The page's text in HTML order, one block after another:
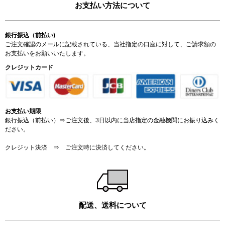
お支払い方法について
銀行振込（前払い)
ご注文確認のメールに記載されている、当社指定の口座に対して、ご請求額の
お支払いをお願いいたします。
クレジットカード
お支払い期限
銀行振込（前払い）⇒ご注文後、3日以内に当店指定の金融機関にお振り込みく
ださい。
クレジット決済 ⇒ ご注文時に決済してください。
配送、送料について